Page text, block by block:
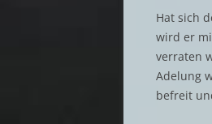
Hat sich
wird er
verraten
Adelung
befreit